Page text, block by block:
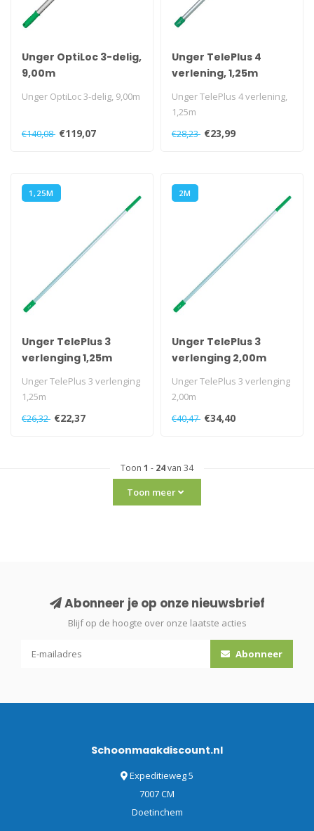
Unger OptiLoc 3-delig,
9,00m
Unger OptiLoc 3-delig, 9,00m
€140,08 €119,07
Unger TelePlus 4
verlening, 1,25m
Unger TelePlus 4 verlening,
1,25m
€28,23 €23,99
1,25M
Unger TelePlus 3
verlenging 1,25m
Unger TelePlus 3 verlenging
1,25m
€26,32 €22,37
2M
Unger TelePlus 3
verlenging 2,00m
Unger TelePlus 3 verlenging
2,00m
€40,47 €34,40
Toon 1 - 24van 34
Toon meer
Abonneer je op onze nieuwsbrief
Blijf op de hoogte over onze laatste acties
Abonneer
Schoonmaakdiscount.nl
Expeditieweg 5
7007 CM
Doetinchem